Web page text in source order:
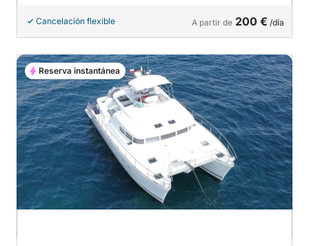
Cancelación flexible A partir de 200 € /día
Reserva instantánea